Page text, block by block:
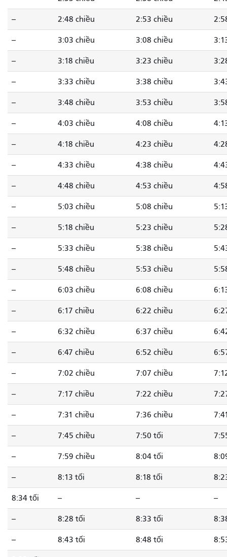
-- 2:48 chiều 2:53 chiều
-- 3:03 chiều 3:08 chiều
-- 3:18 chiều 3:23 chiều
-- 3:33 chiều 3:38 chiều
-- 3:48 chiều 3:53 chiều
-- 4:03 chiều 4:08 chiều
-- 4:18 chiều 4:23 chiều
-- 4:33 chiều 4:38 chiều
-- 4:48 chiều 4:53 chiều
-- 5:03 chiều 5:08 chiều
-- 5:18 chiều 5:23 chiều
-- 5:33 chiều 5:38 chiều
-- 5:48 chiều 5:53 chiều
-- 6:03 chiều 6:08 chiều
-- 6:17 chiều 6:22 chiều
-- 6:32 chiều 6:37 chiều
-- 6:47 chiều 6:52 chiều
-- 7:02 chiều 7:07 chiều
-- 7:17 chiều 7:22 chiều
-- 7:31 chiều 7:36 chiều
-- 7:45 chiều 7:50 tối
-- 7:59 chiều 8:04 tối
-- 8:13 tối 8:18 tối
8:34 tối -- -- --
-- 8:28 tối 8:33 tối
-- 8:43 tối 8:48 tối